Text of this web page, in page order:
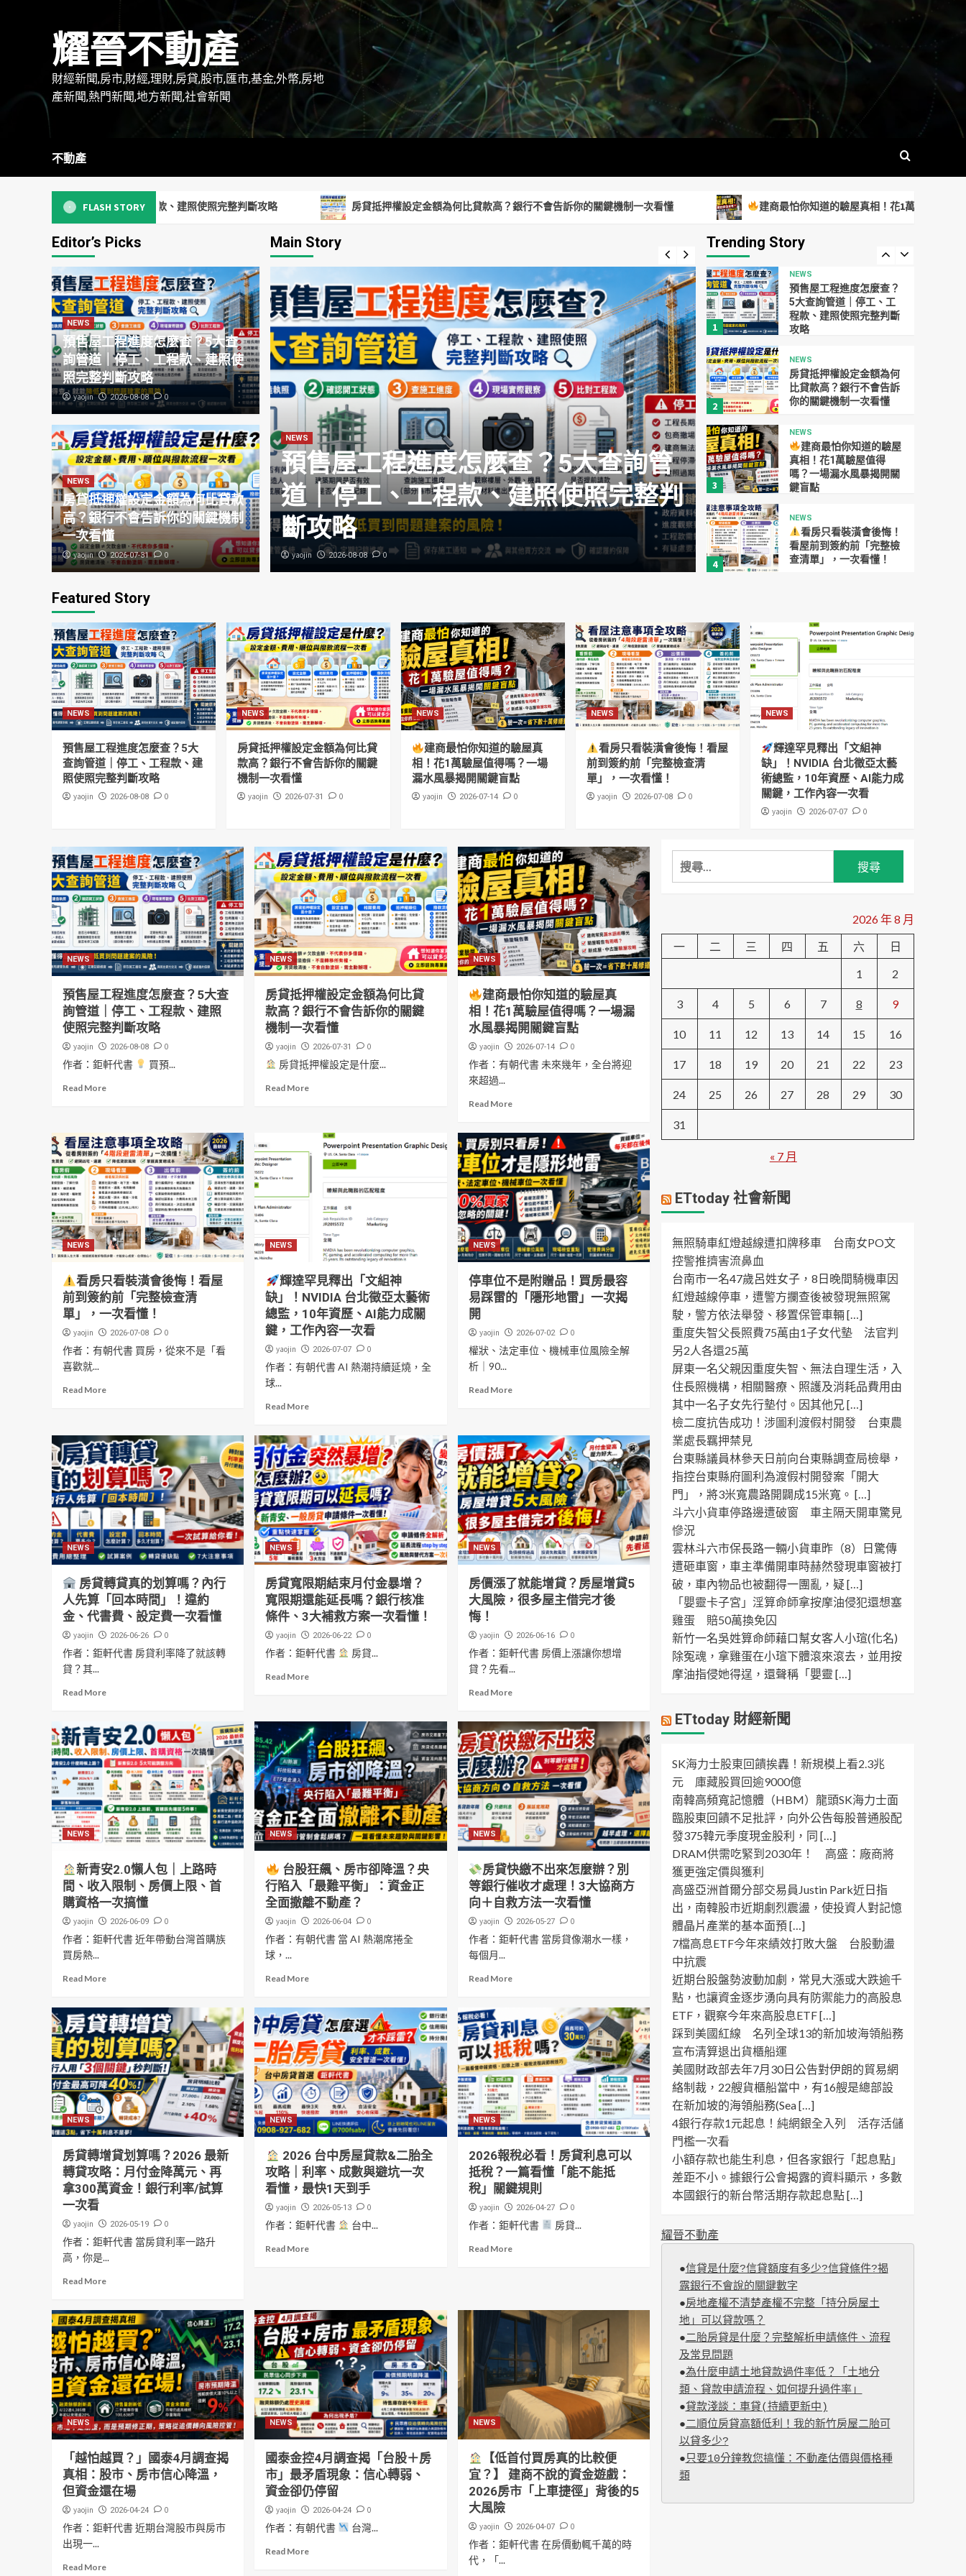
耀晉不動產
財經新聞,房市,財經,理財,房貸,股市,匯市,基金,外幣,房地
產新聞,熱門新聞,地方新聞,社會新聞
不動產
FLASH STORY
停工、工程款、建照使照完整判斷攻略 房貸抵押權設定金額為何比貸款高？銀行不會告訴你的關鍵機制一次看懂 建商最怕你知道的驗屋真相！花1萬驗屋值得嗎？一場漏水風暴揭開
Main Story
文組神缺」！
亞太藝術總監，10年
關鍵，工作內容一次
NEWS
預售屋工程進度怎麼查？5大查詢管
道｜停工、工程款、建照使照完整判
斷攻略
yaojin 2026-08-08 0
NEWS
房貸抵押權設定金額
銀行不會告訴你的關
yaojin 2026-07-31 0
Editor’s Picks
NEWS
預售屋工程進度怎麼查？5大查
詢管道｜停工、工程款、建照使
照完整判斷攻略
yaojin 2026-08-08 0
NEWS
房貸抵押權設定金額為何比貸款
高？銀行不會告訴你的關鍵機制
一次看懂
yaojin 2026-07-31 0
Trending Story
2 你的關鍵機制一次看懂
3
NEWS
建商最怕你知道的驗屋
真相！花1萬驗屋值得
嗎？一場漏水風暴揭開關
鍵盲點
NEWS
看房只看裝潢會後悔！
5
輝達罕見釋出「文組神
AI能力成關鍵，工作內容
1
NEWS
預售屋工程進度怎麼查？
5大查詢管道｜停工、工
程款、建照使照完整判斷
攻略
2
NEWS
房貸抵押權設定金額為何
比貸款高？銀行不會告訴
你的關鍵機制一次看懂
3
NEWS
建商最怕你知道的驗屋
真相！花1萬驗屋值得
嗎？一場漏水風暴揭開關
鍵盲點
4
NEWS
看房只看裝潢會後悔！
看屋前到簽約前「完整檢
查清單」，一次看懂！
5
太藝術總監，10年資歷、
AI能力成關鍵，工作內容
1
預售屋工程進度怎麼查？
5大查詢管道｜停工、工
程款、建照使照完整判斷
NEWS
房貸抵押權設定金額為何
比貸款高？銀行不會告訴
你的關鍵機制一次看懂
3
嗎？一場漏水風暴揭開關
鍵盲點
4
看房只看裝潢會後悔！
看屋前到簽約前「完整檢
查清單」，一次看懂！
5
輝達罕見釋出「文組神
缺」！NVIDIA 台北徵亞
AI能力成關鍵，工作內容
Featured Story
NEWS
預售屋工程進度怎麼查？5大
查詢管道｜停工、工程款、建
照使照完整判斷攻略
yaojin 2026-08-08 0
NEWS
房貸抵押權設定金額為何比貸
款高？銀行不會告訴你的關鍵
機制一次看懂
yaojin 2026-07-31 0
NEWS
建商最怕你知道的驗屋真
相！花1萬驗屋值得嗎？一場
漏水風暴揭開關鍵盲點
yaojin 2026-07-14 0
NEWS
看房只看裝潢會後悔！看屋
前到簽約前「完整檢查清
單」，一次看懂！
yaojin 2026-07-08 0
NEWS
輝達罕見釋出「文組神
缺」！NVIDIA 台北徵亞太藝
術總監，10年資歷、AI能力成
關鍵，工作內容一次看
yaojin 2026-07-07 0
NEWS
預售屋工程進度怎麼查？5大查
詢管道｜停工、工程款、建照
使照完整判斷攻略
yaojin 2026-08-08 0
作者：鉅軒代書 買預...
Read More
NEWS
房貸抵押權設定金額為何比貸
款高？銀行不會告訴你的關鍵
機制一次看懂
yaojin 2026-07-31 0
房貸抵押權設定是什麼...
Read More
NEWS
建商最怕你知道的驗屋真
相！花1萬驗屋值得嗎？一場漏
水風暴揭開關鍵盲點
yaojin 2026-07-14 0
作者：有朝代書 未來幾年，全台將迎
來超過...
Read More
NEWS
看房只看裝潢會後悔！看屋
前到簽約前「完整檢查清
單」，一次看懂！
yaojin 2026-07-08 0
作者：有朝代書 買房，從來不是「看
喜歡就...
Read More
NEWS
輝達罕見釋出「文組神
缺」！NVIDIA 台北徵亞太藝術
總監，10年資歷、AI能力成關
鍵，工作內容一次看
yaojin 2026-07-07 0
作者：有朝代書 AI 熱潮持續延燒，全
球...
Read More
NEWS
停車位不是附贈品！買房最容
易踩雷的「隱形地雷」一次揭
開
yaojin 2026-07-02 0
權狀、法定車位、機械車位風險全解
析｜90...
Read More
NEWS
房貸轉貸真的划算嗎？內行
人先算「回本時間」！違約
金、代書費、設定費一次看懂
yaojin 2026-06-26 0
作者：鉅軒代書 房貸利率降了就該轉
貸？其...
Read More
NEWS
房貸寬限期結束月付金暴增？
寬限期還能延長嗎？銀行核准
條件、3大補救方案一次看懂！
yaojin 2026-06-22 0
作者：鉅軒代書 房貸...
Read More
NEWS
房價漲了就能增貸？房屋增貸5
大風險，很多屋主借完才後
悔！
yaojin 2026-06-16 0
作者：鉅軒代書 房價上漲讓你想增
貸？先看...
Read More
NEWS
新青安2.0懶人包｜上路時
間、收入限制、房價上限、首
購資格一次搞懂
yaojin 2026-06-09 0
作者：鉅軒代書 近年帶動台灣首購族
買房熱...
Read More
NEWS
台股狂飆、房市卻降溫？央
行陷入「最難平衡」：資金正
全面撤離不動產？
yaojin 2026-06-04 0
作者：有朝代書 當 AI 熱潮席捲全
球，...
Read More
NEWS
房貸快繳不出來怎麼辦？別
等銀行催收才處理！3大協商方
向＋自救方法一次看懂
yaojin 2026-05-27 0
作者：鉅軒代書 當房貸像潮水一樣，
每個月...
Read More
NEWS
房貸轉增貸划算嗎？2026 最新
轉貸攻略：月付金降萬元、再
拿300萬資金！銀行利率/試算
一次看
yaojin 2026-05-19 0
作者：鉅軒代書 當房貸利率一路升
高，你是...
Read More
NEWS
2026 台中房屋貸款&二胎全
攻略｜利率、成數與避坑一次
看懂，最快1天到手
yaojin 2026-05-13 0
作者：鉅軒代書 台中...
Read More
NEWS
2026報稅必看！房貸利息可以
抵稅？一篇看懂「能不能抵
稅」關鍵規則
yaojin 2026-04-27 0
作者：鉅軒代書 房貸...
Read More
NEWS
「越怕越買？」國泰4月調查揭
真相：股市、房市信心降溫，
但資金還在場
yaojin 2026-04-24 0
作者：鉅軒代書 近期台灣股市與房市
出現一...
Read More
NEWS
國泰金控4月調查揭「台股＋房
市」最矛盾現象：信心轉弱、
資金卻仍停留
yaojin 2026-04-24 0
作者：有朝代書 台灣...
Read More
NEWS
【低首付買房真的比較便
宜？】 建商不說的資金遊戲：
2026房市「上車捷徑」背後的5
大風險
yaojin 2026-04-07 0
作者：鉅軒代書 在房價動輒千萬的時
代，「...
搜
尋
字:
2026 年 8 月
一
二 三 四 五 六
日
1
2
3 4 5 6 7 8 9
10 11 12 13 14 15 16
17 18 19 20 21 22 23
24 25 26 27 28 29 30
31
« 7 月
ETtoday 社會新聞
無照騎車紅燈越線遭扣牌移車 台南女PO文
控警推擠害流鼻血
台南市一名47歲呂姓女子，8日晚間騎機車因
紅燈越線停車，遭警方攔查後被發現無照駕
駛，警方依法舉發、移置保管車輛 […]
重度失智父長照費75萬由1子女代墊 法官判
另2人各還25萬
屏東一名父親因重度失智、無法自理生活，入
住長照機構，相關醫療、照護及消耗品費用由
其中一名子女先行墊付。因其他兄 […]
檢二度抗告成功！涉圖利渡假村開發 台東農
業處長羈押禁見
台東縣議員林參天日前向台東縣調查局檢舉，
指控台東縣府圖利為渡假村開發案「開大
門」，將3米寬農路開闢成15米寬。 […]
斗六小貨車停路邊遭破窗 車主隔天開車驚見
慘況
雲林斗六市保長路一輛小貨車昨（8）日驚傳
遭砸車窗，車主準備開車時赫然發現車窗被打
破，車內物品也被翻得一團亂，疑 […]
「嬰靈卡子宮」淫算命師拿按摩油侵犯還想塞
雞蛋 賠50萬換免囚
新竹一名吳姓算命師藉口幫女客人小瑄(化名)
除冤魂，拿雞蛋在小瑄下體滾來滾去，並用按
摩油指侵她得逞，還聲稱「嬰靈 […]
ETtoday 財經新聞
SK海力士股東回饋挨轟！新規模上看2.3兆
元 庫藏股買回逾9000億
南韓高頻寬記憶體（HBM）龍頭SK海力士面
臨股東回饋不足批評，向外公告每股普通股配
發375韓元季度現金股利，同 […]
DRAM供需吃緊到2030年！ 高盛：廠商將
獲更強定價與獲利
高盛亞洲首爾分部交易員Justin Park近日指
出，南韓股市近期劇烈震盪，使投資人對記憶
體晶片產業的基本面預 […]
7檔高息ETF今年來績效打敗大盤 台股動盪
中抗震
近期台股盤勢波動加劇，常見大漲或大跌逾千
點，也讓資金逐步湧向具有防禦能力的高股息
ETF，觀察今年來高股息ETF […]
踩到美國紅線 名列全球13的新加坡海領船務
宣布清算退出貨櫃船運
美國財政部去年7月30日公告對伊朗的貿易網
絡制裁，22艘貨櫃船當中，有16艘是總部設
在新加坡的海領船務(Sea […]
4銀行存款1元起息！純網銀全入列 活存活儲
門檻一次看
小額存款也能生利息，但各家銀行「起息點」
差距不小。據銀行公會揭露的資料顯示，多數
本國銀行的新台幣活期存款起息點 […]
耀晉不動產
●信貸是什麼?信貸額度有多少?信貸條件?揭
露銀行不會說的關鍵數字
●房地產權不清楚產權不完整「持分房屋土
地」可以貸款嗎？
●二胎房貸是什麼？完整解析申請條件、流程
及常見問題
●為什麼申請土地貸款過件率低？「土地分
類、貸款申請流程、如何提升過件率」
●貸款淺談：車貸(持續更新中)
●二順位房貸高額低利！我的新竹房屋二胎可
以貸多少?
●只要10分鐘教您搞懂：不動產估價與價格種
類